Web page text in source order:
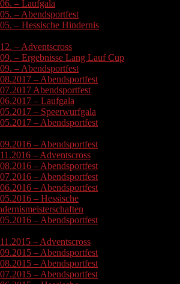
– Laufgala
– Abendsportfest
– Hessische Hindernis
– Adventscross
– Ergebnisse Lang Lauf Cup
– Abendsportfest
– Abendsportfest
Abendsportfest
– Laufgala
– Speerwurfgala
– Abendsportfest
– Abendsportfest
– Adventscross
– Abendsportfest
– Abendsportfest
– Abendsportfest
– Hessische
– Abendsportfest
– Adventscross
– Abendsportfest
– Abendsportfest
– Abendsportfest